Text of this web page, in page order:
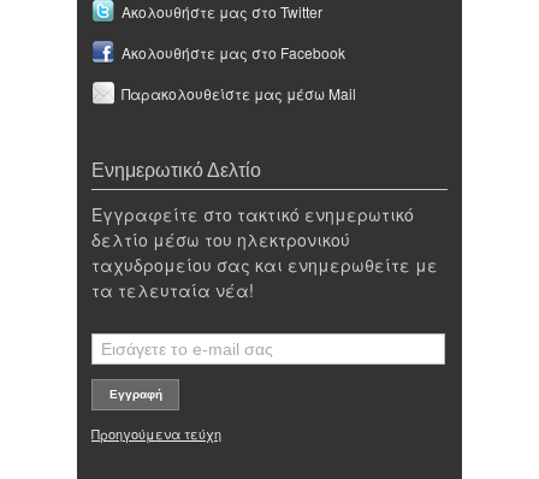
Ακολουθήστε μας στο Twitter
Ακολουθήστε μας στο Facebook
Παρακολουθείστε μας μέσω Mail
Ενημερωτικό Δελτίο
Εγγραφείτε στο τακτικό ενημερωτικό
δελτίο μέσω του ηλεκτρονικού
ταχυδρομείου σας και ενημερωθείτε με
τα τελευταία νέα!
Προηγούμενα τεύχη